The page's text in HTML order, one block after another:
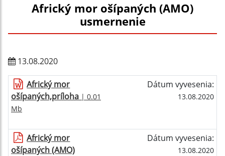
Africký mor ošípaných (AMO)
usmernenie
13.08.2020
Africký mor
ošípaných,príloha | 0.01
Mb
Dátum vyvesenia:
13.08.2020
Africký mor
ošípaných (AMO)
Dátum vyvesenia:
13.08.2020